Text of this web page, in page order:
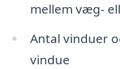
mellem væg-
Antal vinduer
vindue